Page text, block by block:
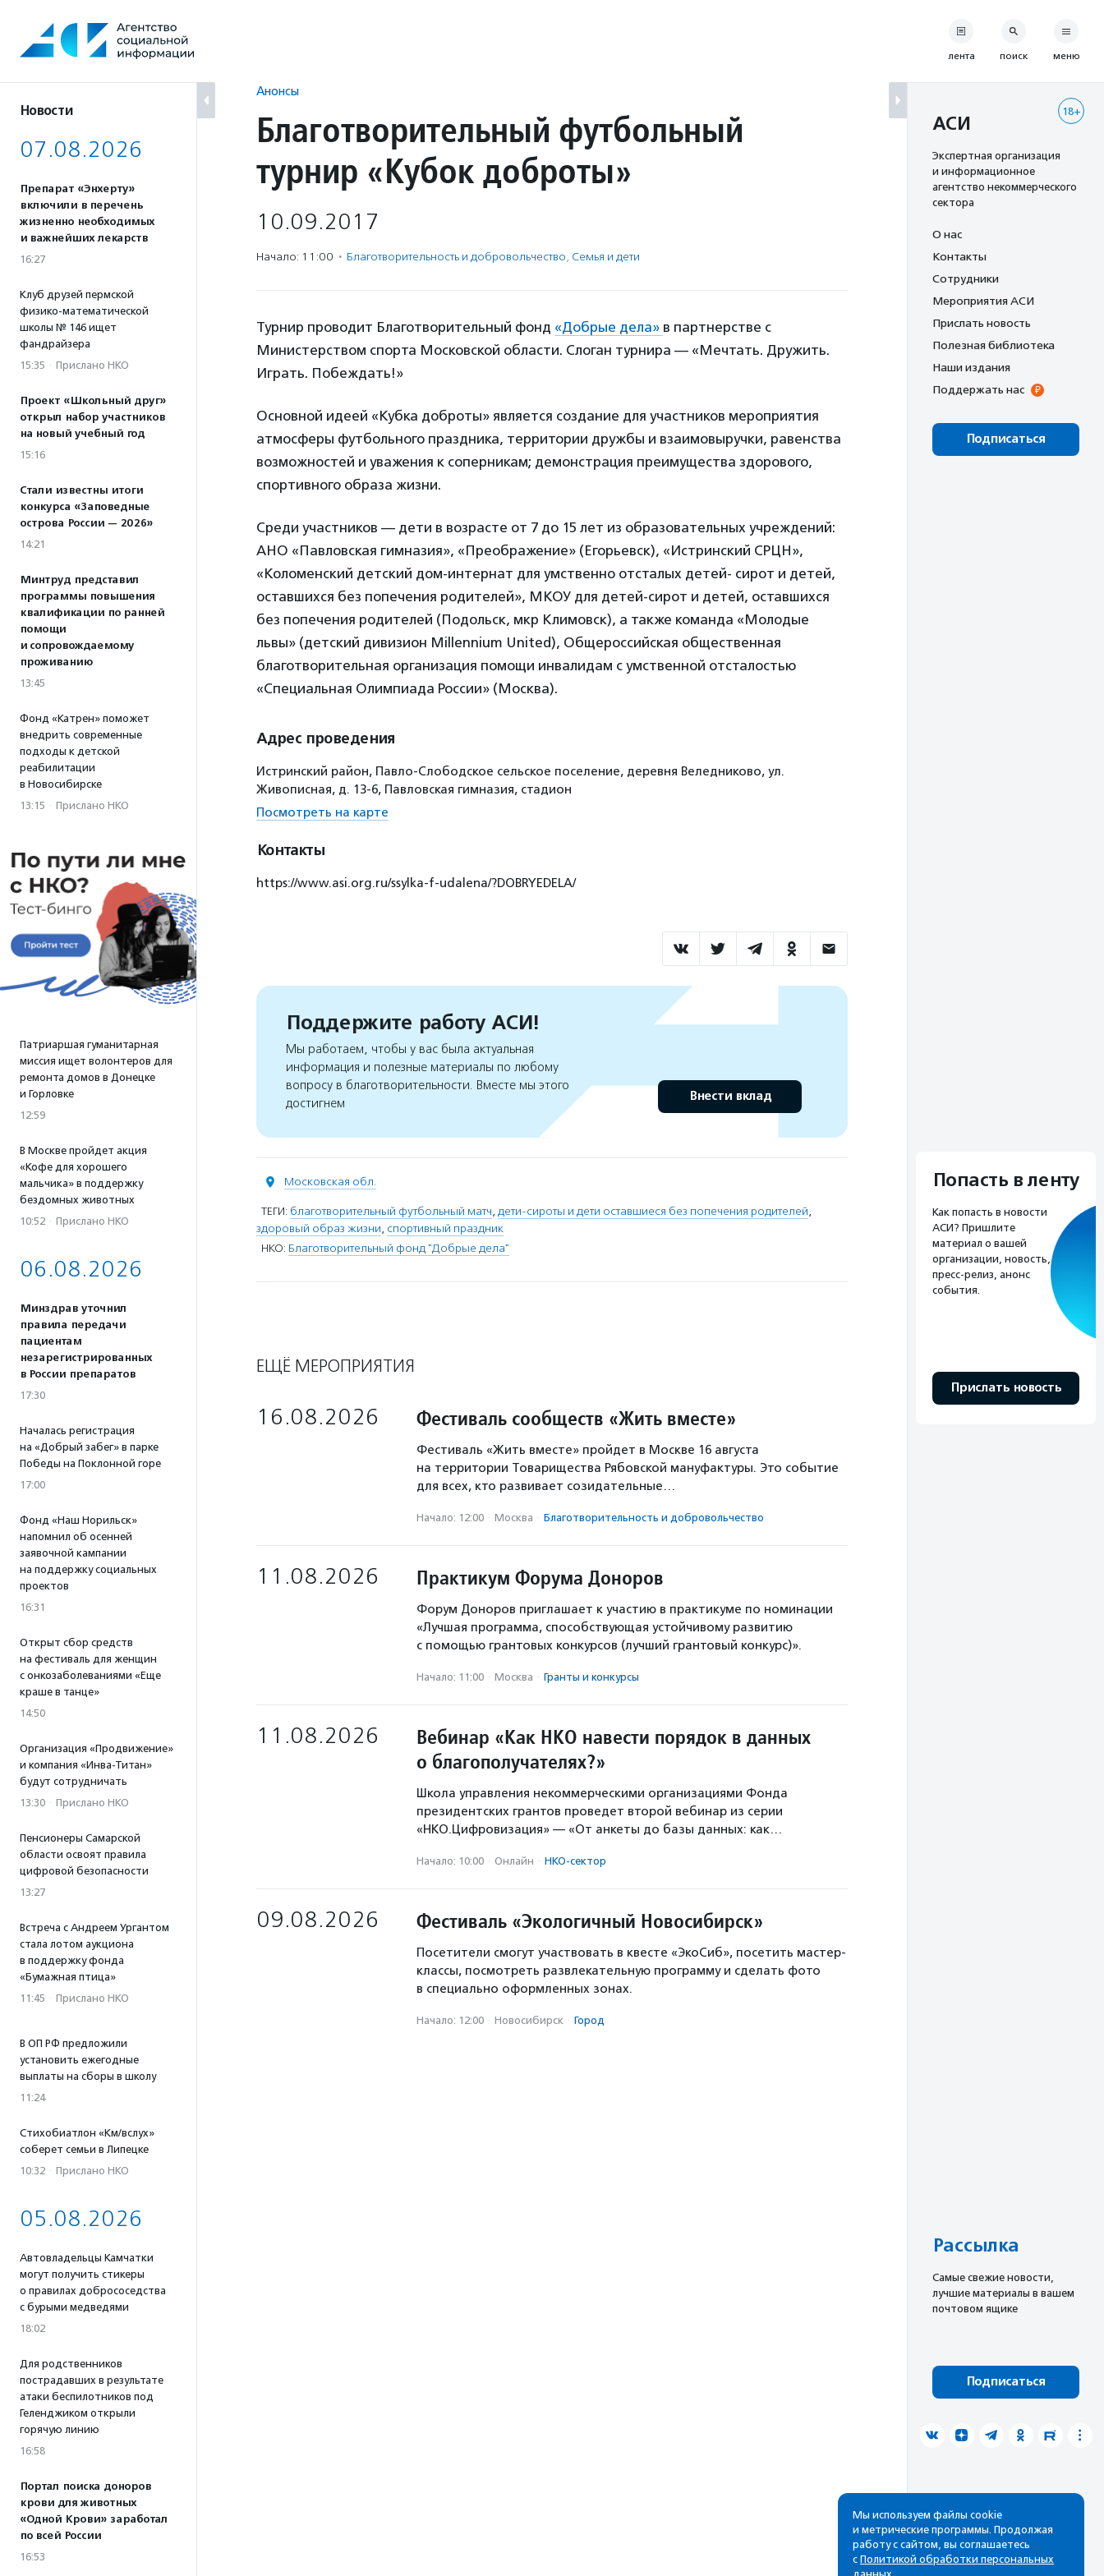
содержанию
Новости
07.08.2026
Препарат «Энхерту»
включили в перечень
жизненно необходимых
и важнейших лекарств
16:27
Клуб друзей пермской
физико-математической
школы № 146 ищет
фандрайзера
15:35 · Прислано НКО
Проект «Школьный друг»
открыл набор участников
на новый учебный год
15:16
Стали известны итоги
конкурса «Заповедные
острова России — 2026»
14:21
Минтруд представил
программы повышения
квалификации по ранней
помощи
и сопровождаемому
проживанию
13:45
Фонд «Катрен» поможет
внедрить современные
подходы к детской
реабилитации
в Новосибирске
13:15 · Прислано НКО
Патриаршая гуманитарная
миссия ищет волонтеров для
ремонта домов в Донецке
и Горловке
12:59
В Москве пройдет акция
«Кофе для хорошего
мальчика» в поддержку
бездомных животных
10:52 · Прислано НКО
06.08.2026
Минздрав уточнил
правила передачи
пациентам
незарегистрированных
в России препаратов
17:30
Началась регистрация
на «Добрый забег» в парке
Победы на Поклонной горе
17:00
Фонд «Наш Норильск»
напомнил об осенней
заявочной кампании
на поддержку социальных
проектов
16:31
Открыт сбор средств
на фестиваль для женщин
с онкозаболеваниями «Еще
краше в танце»
14:50
Организация «Продвижение»
и компания «Инва-Титан»
будут сотрудничать
13:30 · Прислано НКО
Пенсионеры Самарской
области освоят правила
цифровой безопасности
13:27
Встреча с Андреем Ургантом
стала лотом аукциона
в поддержку фонда
«Бумажная птица»
11:45 · Прислано НКО
В ОП РФ предложили
установить ежегодные
выплаты на сборы в школу
11:24
Стихобиатлон «Км/вслух»
соберет семьи в Липецке
10:32 · Прислано НКО
05.08.2026
Автовладельцы Камчатки
могут получить стикеры
о правилах добрососедства
с бурыми медведями
18:02
Для родственников
пострадавших в результате
атаки беспилотников под
Геленджиком открыли
горячую линию
16:58
Портал поиска доноров
крови для животных
«Одной Крови» заработал
по всей России
16:53
Анонсы
Благотворительный футбольный
турнир «Кубок доброты»
10.09.2017
Начало: 11:00 · Благотвори­тель­ность и доброволь­чест­во, Семья и дети
Турнир проводит Благотворительный фонд «Добрые дела» в партнерстве с
Министерством спорта Московской области. Слоган турнира — «Мечтать. Дружить.
Играть. Побеждать!»
Основной идеей «Кубка доброты» является создание для участников мероприятия
атмосферы футбольного праздника, территории дружбы и взаимовыручки, равенства
возможностей и уважения к соперникам; демонстрация преимущества здорового,
спортивного образа жизни.
Среди участников — дети в возрасте от 7 до 15 лет из образовательных учреждений:
АНО «Павловская гимназия», «Преображение» (Егорьевск), «Истринский СРЦН»,
«Коломенский детский дом-интернат для умственно отсталых детей- сирот и детей,
оставшихся без попечения родителей», МКОУ для детей-сирот и детей, оставшихся
без попечения родителей (Подольск, мкр Климовск), а также команда «Молодые
львы» (детский дивизион Millennium United), Общероссийская общественная
благотворительная организация помощи инвалидам с умственной отсталостью
«Специальная Олимпиада России» (Москва).
Адрес проведения
Истринский район, Павло-Слободское сельское поселение, деревня Веледниково, ул.
Живописная, д. 13-6, Павловская гимназия, стадион
Посмотреть на карте
Контакты
https://www.asi.org.ru/ssylka-f-udalena/?DOBRYEDELA/
Поддержите работу АСИ!
Мы работаем, чтобы у вас была актуальная
информация и полезные материалы по любому
вопросу в благотворительности. Вместе мы этого
достигнем
Внести вклад
Московская обл.
ТЕГИ: благотворительный футбольный матч, дети-сироты и дети оставшиеся без попечения родителей,
здоровый образ жизни, спортивный праздник
НКО: Благотворительный фонд "Добрые дела"
ЕЩЁ МЕРОПРИЯТИЯ
16.08.2026 Фестиваль сообществ «Жить вместе»
Фестиваль «Жить вместе» пройдет в Москве 16 августа
на территории Товарищества Рябовской мануфактуры. Это событие
для всех, кто развивает созидательные…
Начало: 12:00 · Москва · Благотвори­тель­ность и доброволь­чест­во
11.08.2026 Практикум Форума Доноров
Форум Доноров приглашает к участию в практикуме по номинации
«Лучшая программа, способствующая устойчивому развитию
с помощью грантовых конкурсов (лучший грантовый конкурс)».
Начало: 11:00 · Москва · Гранты и конкурсы
11.08.2026
Вебинар «Как НКО навести порядок в данных
о благополучателях?»
Школа управления некоммерческими организациями Фонда
президентских грантов проведет второй вебинар из серии
«НКО.Цифровизация» — «От анкеты до базы данных: как…
Начало: 10:00 · Онлайн · НКО-сектор
09.08.2026 Фестиваль «Экологичный Новосибирск»
Посетители смогут участвовать в квесте «ЭкоСиб», посетить мастер-
классы, посмотреть развлекательную программу и сделать фото
в специально оформленных зонах.
Начало: 12:00 · Новосибирск · Город
лента поиск меню
18+
АСИ
Экспертная организация
и информационное
агентство некоммерческого
сектора
О нас
Контакты
Сотрудники
Мероприятия АСИ
Прислать новость
Полезная библиотека
Наши издания
Поддержать нас
Подписаться
Попасть в ленту
Как попасть в новости
АСИ? Пришлите
материал о вашей
организации, новость,
пресс-релиз, анонс
события.
Прислать новость
Рассылка
Cамые свежие новости,
лучшие материалы в вашем
почтовом ящике
Подписаться
Мы используем файлы cookie
и метрические программы. Продолжая
работу с сайтом, вы соглашаетесь
с Политикой обработки персональных